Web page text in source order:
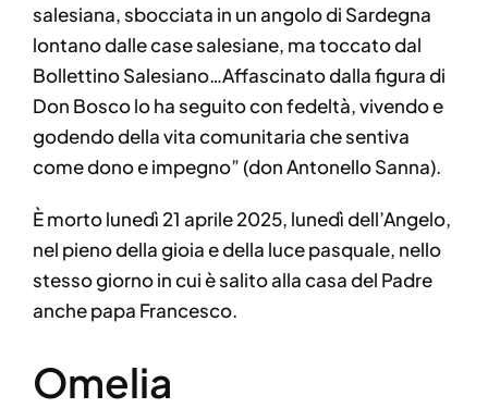
salesiana, sbocciata in un angolo di Sardegna
lontano dalle case salesiane, ma toccato dal
Bollettino Salesiano…Affascinato dalla figura di
Don Bosco lo ha seguito con fedeltà, vivendo e
godendo della vita comunitaria che sentiva
come dono e impegno” (don Antonello Sanna).
È morto lunedì 21 aprile 2025, lunedì dell’Angelo,
nel pieno della gioia e della luce pasquale, nello
stesso giorno in cui è salito alla casa del Padre
anche papa Francesco.
Omelia